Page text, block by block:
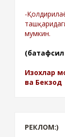
-
мумкин.
Изохлар
ва Бекзод
РЕКЛОМ:)